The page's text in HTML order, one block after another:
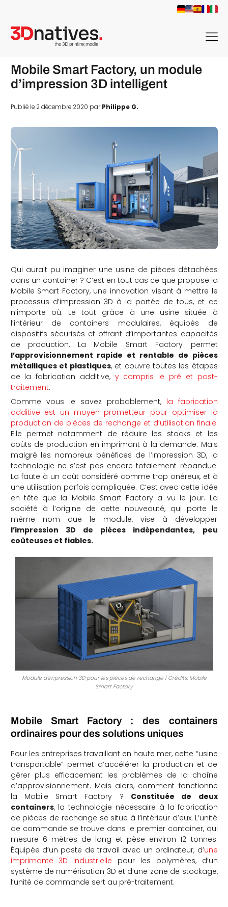
menu
Mobile Smart Factory, un module
d’impression 3D intelligent
Publié le 2 décembre 2020 parPhilippe G.
Qui aurait pu imaginer une usine de pièces détachées
dans un container ? C’est en tout cas ce que propose la
Mobile Smart Factory, une innovation visant à mettre le
processus d’impression 3D à la portée de tous, et ce
n’importe où. Le tout grâce à une usine située à
l’intérieur de containers modulaires, équipés de
dispositifs sécurisés et offrant d’importantes capacités
de production. La Mobile Smart Factory permet
l’approvisionnement rapide et rentable de pièces
métalliques et plastiques, et couvre toutes les étapes
de la fabrication additive, y compris le pré et post-
traitement.
Comme vous le savez probablement, la fabrication
additive est un moyen prometteur pour optimiser la
production de pièces de rechange et d’utilisation finale.
Elle permet notamment de réduire les stocks et les
coûts de production en imprimant à la demande. Mais
malgré les nombreux bénéfices de l’impression 3D, la
technologie ne s’est pas encore totalement répandue.
La faute à un coût considéré comme trop onéreux, et à
une utilisation parfois compliquée. C’est avec cette idée
en tête que la Mobile Smart Factory a vu le jour. La
société à l’origine de cette nouveauté, qui porte le
même nom que le module, vise à développer
l’impression 3D de pièces indépendantes, peu
coûteuses et fiables.
Module d’impression 3D pour les pièces de rechange | Crédits: Mobile
Smart Factory
Mobile Smart Factory : des containers
ordinaires pour des solutions uniques
Pour les entreprises travaillant en haute mer, cette “usine
transportable” permet d’accélérer la production et de
gérer plus efficacement les problèmes de la chaîne
d’approvisionnement. Mais alors, comment fonctionne
la Mobile Smart Factory ? Constituée de deux
containers, la technologie nécessaire à la fabrication
de pièces de rechange se situe à l’intérieur d’eux. L’unité
de commande se trouve dans le premier container, qui
mesure 6 mètres de long et pèse environ 12 tonnes.
Équipée d’un poste de travail avec un ordinateur, d’une
imprimante 3D industrielle pour les polymères, d’un
système de numérisation 3D et d’une zone de stockage,
l’unité de commande sert au pré-traitement.